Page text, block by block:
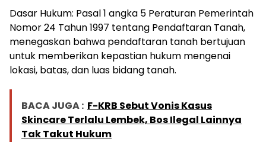
Dasar Hukum: Pasal 1 angka 5 Peraturan Pemerintah
Nomor 24 Tahun 1997 tentang Pendaftaran Tanah,
menegaskan bahwa pendaftaran tanah bertujuan
untuk memberikan kepastian hukum mengenai
lokasi, batas, dan luas bidang tanah.
BACA JUGA : F-KRB Sebut Vonis Kasus
Skincare Terlalu Lembek, Bos Ilegal Lainnya
Tak Takut Hukum